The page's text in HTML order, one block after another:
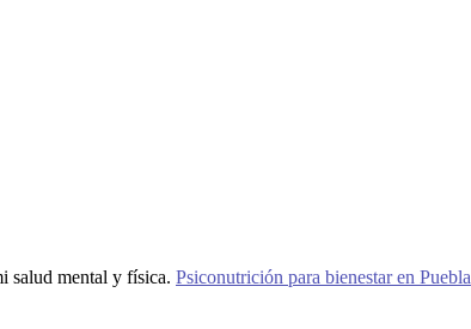
salud mental y física. Psiconutrición para bienestar en Puebla